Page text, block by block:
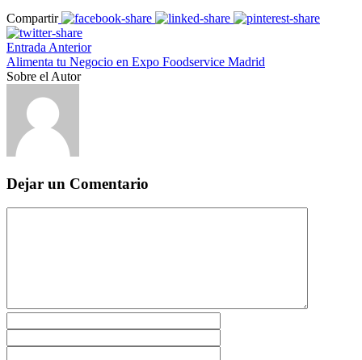
Compartir
Entrada Anterior
Alimenta tu Negocio en Expo Foodservice Madrid
Sobre el Autor
Dejar un Comentario